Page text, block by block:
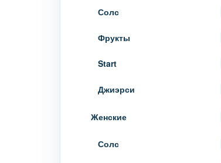
Солс
Фрукты
Start
Джиэрси
Женские
Солс